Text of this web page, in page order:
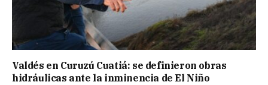
Valdés en Curuzú Cuatiá: se definieron obras
hidráulicas ante la inminencia de El Niño